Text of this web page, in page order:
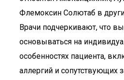
Флемоксин Солютаб в
Врачи подчеркивают, что
основываться на
особенностях пациента,
аллергий и сопутствующих